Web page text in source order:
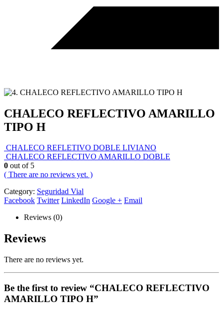
CHALECO REFLECTIVO AMARILLO
TIPO H
CHALECO REFLETIVO DOBLE LIVIANO
CHALECO REFLECTIVO AMARILLO DOBLE
0 out of 5
( There are no reviews yet. )
Category: Seguridad Vial
Facebook Twitter LinkedIn Google + Email
Reviews (0)
Reviews
There are no reviews yet.
Be the first to review “CHALECO REFLECTIVO
AMARILLO TIPO H”